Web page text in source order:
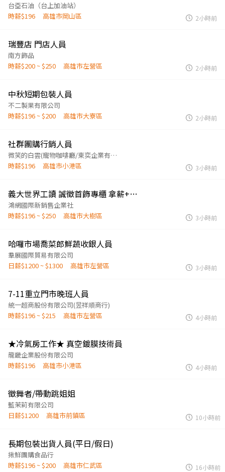
台亞石油（台上加油站）
時薪$196
高雄市岡山區 2小時前
瑞豐店 門店人員
南方飾品
時薪$200 ~ $250
高雄市左營區 2小時前
中秋短期包裝人員
不二製果有限公司
時薪$196 ~ $200
高雄市大寮區 2小時前
社群團購行銷人員
微笑的白雲(寵物咖啡廳/東奕企業有限公司)
時薪$196
高雄市小港區 3小時前
義大世界工讀 誠徵首飾專櫃 拿薪+獎金+ 紅包-長期可
鴻網國際新銷售企業社
時薪$196 ~ $250
高雄市大樹區 3小時前
哈囉市場喬菜郎鮮蔬收銀人員
羣展國際貿易有限公司
日薪$1200 ~ $1300
高雄市左營區 3小時前
7-11重立門市晚班人員
統一超商股份有限公司(昱祥順商行)
時薪$196 ~ $215
高雄市左營區 4小時前
★冷氣房工作★ 真空鍍膜技術員
龍畿企業股份有限公司
時薪$196
高雄市小港區 4小時前
徵舞者/帶動跳姐姐
藍茉莉有限公司
日薪$1200
高雄市前鎮區 10小時前
長期包裝出貨人員(平日/假日)
揪鮮團購食品行
時薪$196 ~ $200
高雄市仁武區 16小時前